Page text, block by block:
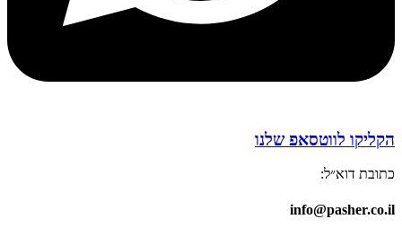
הקליקו לווטסאפ שלנו
כתובת דוא״ל:
info@pasher.co.il